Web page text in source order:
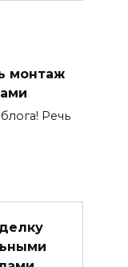
монтаж
Речь